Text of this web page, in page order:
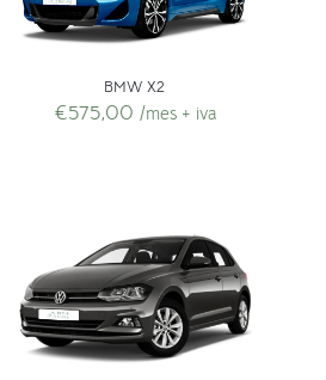
BMW X2
€575,00 /mes + iva